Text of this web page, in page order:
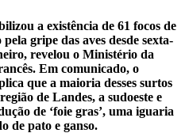
a existência de 61 focos de
gripe das aves desde sexta-
revelou o Ministério da
Em comunicado, o
que a maioria desses surtos
de Landes, a sudoeste e
de ‘foie gras’, uma iguaria
de pato e ganso.